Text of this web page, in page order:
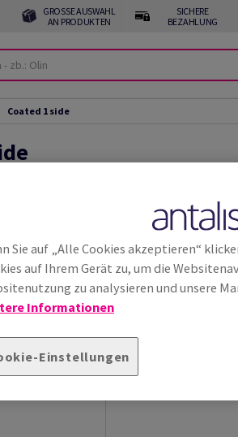
GROSSE AUSWAHL A
N PRODUKTEN
SICHERE
BEZAHLUNG
Coated 1 side
Druck, Veredlung und Etikettierung.
Sie auf „Alle Cookies akzeptieren“
auf Ihrem Gerät zu, um die
zu analysieren und unsere
Informationen
Einstellungen